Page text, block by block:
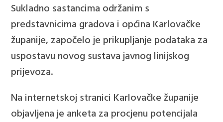
Sukladno sastancima održanim s
predstavnicima gradova i općina Karlovačke
županije, započelo je prikupljanje podataka za
uspostavu novog sustava javnog linijskog
prijevoza.
Na internetskoj stranici Karlovačke županije
objavljena je anketa za procjenu potencijala